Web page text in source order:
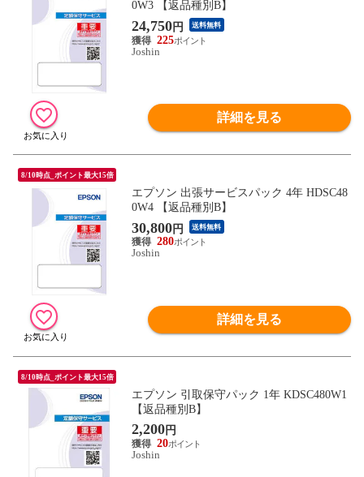
0W3 【返品種別B】
24,750円 送料無料
225
Joshin
詳細を見る
8/10時点_ポイント最大15倍
エプソン 出張サービスパック 4年 HDSC48
0W4 【返品種別B】
30,800円 送料無料
280
Joshin
詳細を見る
8/10時点_ポイント最大15倍
エプソン 引取保守パック 1年 KDSC480W1
【返品種別B】
2,200円
20
Joshin